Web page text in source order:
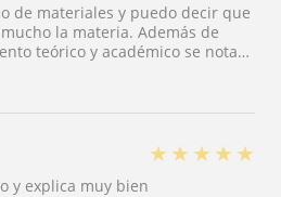
de materiales y puedo decir que
la materia. Además de
y académico se nota
práctico gracias a su
gran facilidad.
★ ★ ★ ★ ★
y explica muy bien